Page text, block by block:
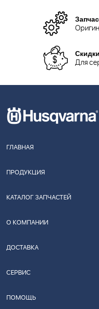
Скидки
Для
ГЛАВНАЯ
ПРОДУКЦИЯ
КАТАЛОГ ЗАПЧАСТЕЙ
О КОМПАНИИ
ДОСТАВКА
СЕРВИС
ПОМОЩЬ